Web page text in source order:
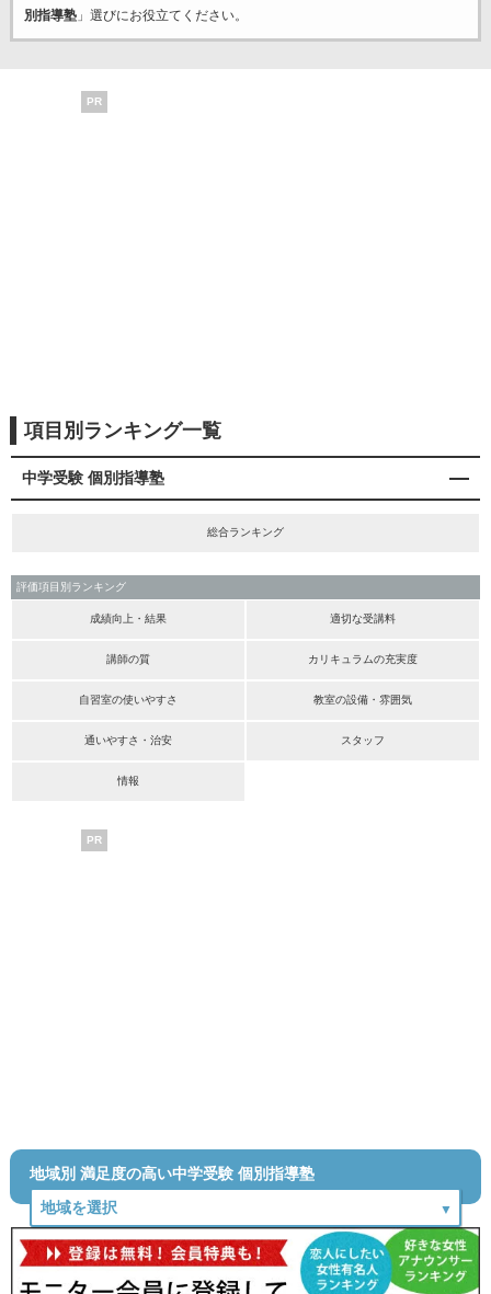
別指導塾」選びにお役立てください。
PR
項目別ランキング一覧
中学受験 個別指導塾
総合ランキング
評価項目別ランキング
成績向上・結果 適切な受講料
講師の質 カリキュラムの充実度
自習室の使いやすさ 教室の設備・雰囲気
通いやすさ・治安 スタッフ
情報
PR
地域別 満足度の高い中学受験 個別指導塾